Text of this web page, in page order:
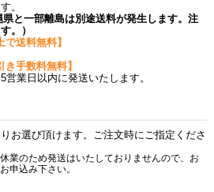
。
と一部離島は別途送料が発生します。注
。）
で送料無料】
き手数料無料】
業日以内に発送いたします。
お選び頂けます。ご注文時にご指定くださ
業のため発送はいたしておりませんので、お
申込み下さい。